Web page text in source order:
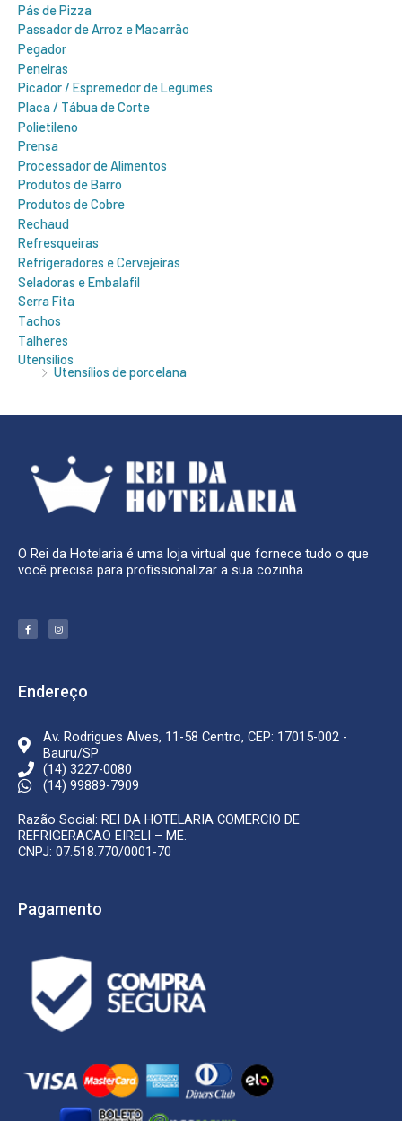
Pás de Pizza
Passador de Arroz e Macarrão
Pegador
Peneiras
Picador / Espremedor de Legumes
Placa / Tábua de Corte
Polietileno
Prensa
Processador de Alimentos
Produtos de Barro
Produtos de Cobre
Rechaud
Refresqueiras
Refrigeradores e Cervejeiras
Seladoras e Embalafil
Serra Fita
Tachos
Talheres
Utensílios
Utensílios de porcelana
O Rei da Hotelaria é uma loja virtual que fornece tudo o que
você precisa para profissionalizar a sua cozinha.
F
a
c
k
-
I
n
s
m
Endereço
Av. Rodrigues Alves, 11-58 Centro, CEP: 17015-002 -
Bauru/SP
(14) 3227-0080
(14) 99889-7909
Razão Social: REI DA HOTELARIA COMERCIO DE
REFRIGERACAO EIRELI – ME.
CNPJ: 07.518.770/0001-70
Pagamento